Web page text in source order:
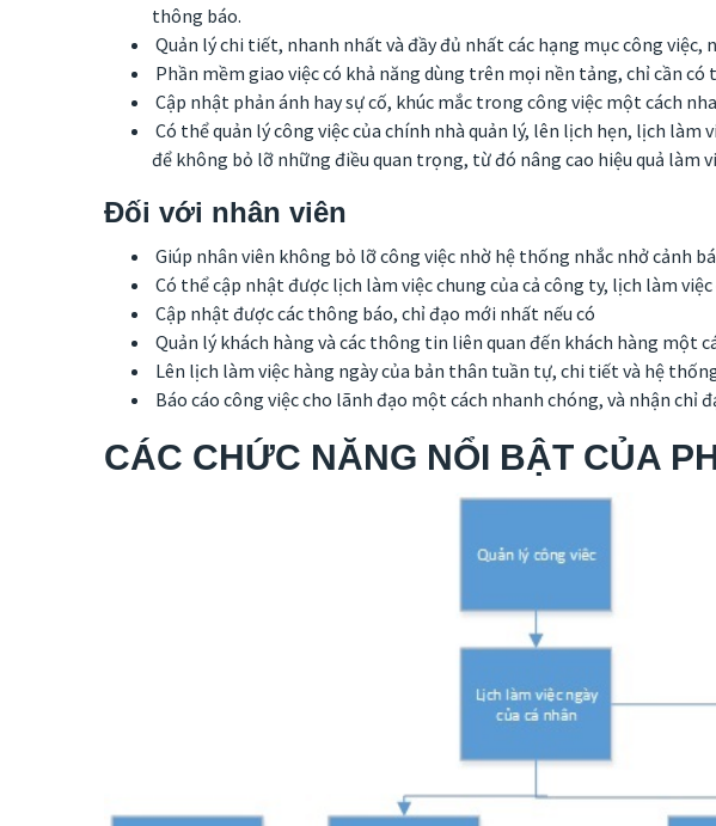
thông báo.
Quản lý chi tiết, nhanh nhất và đầy đủ nhất các hạng mục công
Phần mềm giao việc có khả năng dùng trên mọi nền tảng, chỉ cần
Cập nhật phản ánh hay sự cố, khúc mắc trong công việc một cách
Có thể quản lý công việc của chính nhà quản lý, lên lịch hẹn, lịch
để không bỏ lỡ những điều quan trọng, từ đó nâng cao hiệu quả làm
Đối với nhân viên
Giúp nhân viên không bỏ lỡ công việc nhờ hệ thống nhắc nhở cảnh
Có thể cập nhật được lịch làm việc chung của cả công ty, lịch làm
Cập nhật được các thông báo, chỉ đạo mới nhất nếu có
Quản lý khách hàng và các thông tin liên quan đến khách hàng một
Lên lịch làm việc hàng ngày của bản thân tuần tự, chi tiết và hệ
Báo cáo công việc cho lãnh đạo một cách nhanh chóng, và nhận
CÁC CHỨC NĂNG NỔI BẬT CỦA